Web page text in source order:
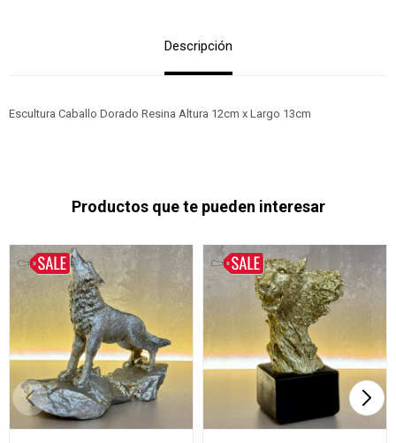
Descripción
Escultura Caballo Dorado Resina Altura 12cm x Largo 13cm
Productos que te pueden interesar